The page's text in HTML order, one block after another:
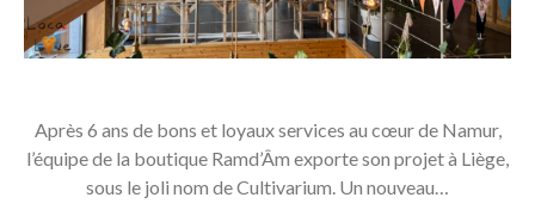
Après 6 ans de bons et loyaux services au cœur de Namur,
l’équipe de la boutique Ramd’Âm exporte son projet à Liège,
sous le joli nom de Cultivarium. Un nouveau…